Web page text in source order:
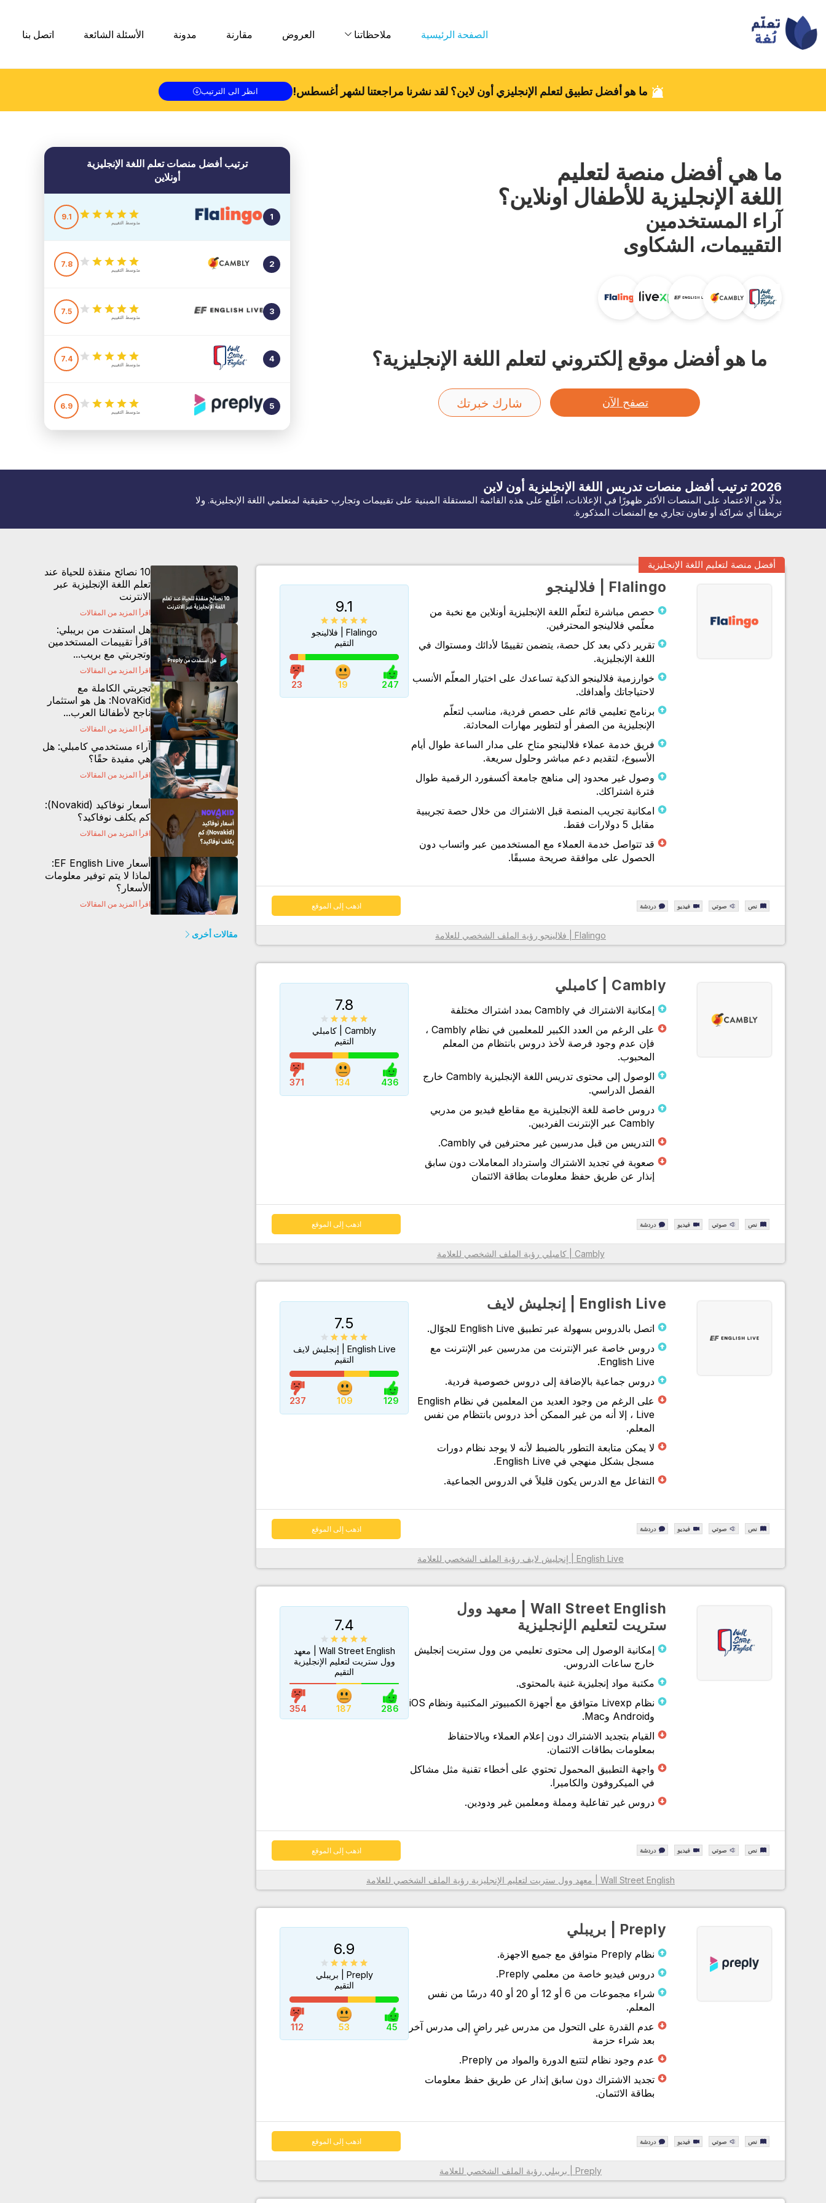
الصفحة الرئيسية ملاحظاتنا العروض مقارنة مدونة الأسئلة الشائعة اتصل بنا
ما هو أفضل تطبيق لتعلم الإنجليزي أون لاين؟ لقد نشرنا مراجعتنا لشهر أغسطس! انظر الى الترتيب
ما هي أفضل منصة لتعليم
اللغة الإنجليزية للأطفال اونلاين؟
آراء المستخدمين
التقييمات، الشكاوى
ما هو أفضل موقع إلكتروني لتعلم اللغة الإنجليزية؟
تصفح الآن شارك خبرتك
ترتيب أفضل منصات تعلم اللغة الإنجليزية
أونلاين
1
متوسط التقييم
9.1
2
متوسط التقييم
7.8
3
متوسط التقييم
7.5
4
متوسط التقييم
7.4
5
متوسط التقييم
6.9
2026 ترتيب أفضل منصات تدريس اللغة الإنجليزية أون لاين
بدلًا من الاعتماد على المنصات الأكثر ظهورًا في الإعلانات، اطّلع على هذه القائمة المستقلة المبنية على تقييمات وتجارب حقيقية لمتعلمي اللغة الإنجليزية. ولا
تربطنا أي شراكة أو تعاون تجاري مع المنصات المذكورة.
أفضل منصة لتعليم اللغة الإنجليزية
Flalingo | فلالينجو
حصص مباشرة لتعلّم اللغة الإنجليزية أونلاين مع نخبة من
معلّمي فلالينجو المحترفين.
تقرير ذكي بعد كل حصة، يتضمن تقييمًا لأدائك ومستواك في
اللغة الإنجليزية.
خوارزمية فلالينجو الذكية تساعدك على اختيار المعلّم الأنسب
لاحتياجاتك وأهدافك.
برنامج تعليمي قائم على حصص فردية، مناسب لتعلّم
الإنجليزية من الصفر أو لتطوير مهارات المحادثة.
فريق خدمة عملاء فلالينجو متاح على مدار الساعة طوال أيام
الأسبوع، لتقديم دعم مباشر وحلول سريعة.
وصول غير محدود إلى مناهج جامعة أكسفورد الرقمية طوال
فترة اشتراكك.
امكانية تجريب المنصة قبل الاشتراك من خلال حصة تجريبية
مقابل 5 دولارات فقط.
قد تتواصل خدمة العملاء مع المستخدمين عبر واتساب دون
الحصول على موافقة صريحة مسبقًا.
9.1
Flalingo | فلالينجو
التقيم
247
19
23
نص صوتي فيديو دردشة اذهب إلى الموقع
بفضل خوارزمية Flalingo | فلالينجو الذكية لاختيار المعلم، والتي تحدد
الأنسب لك من بين أكثر من 1600 مدرس لغة إنجليزية محترف، فقد
مع نظام الدورة المصمم لك لممارسة التحدث أو تعلم اللغة الإنجليزية
بشكل منهجي، فقد زادوا من كفاءة التعلم من خلال تسهيل متابعة الدرس
من خلال توفير وصول غير محدود إلى محتوى مطبعة جامعة أكسفورد،
فقد دعموا نظامهم الأساسي بمواد احترافية مكتوبة ومسموعة ومرئية
بفضل خدمة العملاء الخاصة بهم، والتي توفر دعمًا على مدار الساعة
طوال أيام الأسبوع عبر الهاتف وWhatsApp ونظام الدردشة الحية،
Flalingo | فلالينجو رؤية الملف الشخصي للعلامة
Cambly | كامبلي
إمكانية الاشتراك في Cambly بمدد اشتراك مختلفة
على الرغم من العدد الكبير للمعلمين في نظام Cambly ،
فإن عدم وجود فرصة لأخذ دروس بانتظام من المعلم
المحبوب.
الوصول إلى محتوى تدريس اللغة الإنجليزية Cambly خارج
الفصل الدراسي.
دروس خاصة للغة الإنجليزية مع مقاطع فيديو من مدربي
Cambly عبر الإنترنت الفرديين.
التدريس من قبل مدرسين غير محترفين في Cambly.
صعوبة في تجديد الاشتراك واسترداد المعاملات دون سابق
إنذار عن طريق حفظ معلومات بطاقة الائتمان
7.8
Cambly | كامبلي
التقيم
436
134
371
نص صوتي فيديو دردشة اذهب إلى الموقع
اذهب إلى الموقع
Cambly | كامبلي رؤية الملف الشخصي للعلامة
English Live | إنجليش لايف
اتصل بالدروس بسهولة عبر تطبيق English Live للجوّال.
دروس خاصة عبر الإنترنت من مدرسين عبر الإنترنت مع
English Live.
دروس جماعية بالإضافة إلى دروس خصوصية فردية.
على الرغم من وجود العديد من المعلمين في نظام English
Live ، إلا أنه من غير الممكن أخذ دروس بانتظام من نفس
المعلم.
لا يمكن متابعة التطور بالضبط لأنه لا يوجد نظام دورات
مسجل بشكل منهجي في English Live.
التفاعل مع الدرس يكون قليلاً في الدروس الجماعية.
7.5
English Live | إنجليش لايف
التقيم
129
109
237
نص صوتي فيديو دردشة اذهب إلى الموقع
اذهب إلى الموقع
English Live | إنجليش لايف رؤية الملف الشخصي للعلامة
Wall Street English | معهد وول
ستريت لتعليم الإنجليزية
إمكانية الوصول إلى محتوى تعليمي من وول ستريت إنجليش
خارج ساعات الدروس.
مكتبة مواد إنجليزية غنية بالمحتوى.
نظام Livexp متوافق مع أجهزة الكمبيوتر المكتبية ونظام iOS
وAndroid وMac.
القيام بتجديد الاشتراك دون إعلام العملاء وبالاحتفاظ
بمعلومات بطاقات الائتمان.
واجهة التطبيق المحمول تحتوي على أخطاء تقنية مثل مشاكل
في الميكروفون والكاميرا.
دروس غير تفاعلية ومملة ومعلمين غير ودودين.
7.4
Wall Street English | معهد
وول ستريت لتعليم الإنجليزية
التقيم
286
187
354
نص صوتي فيديو دردشة اذهب إلى الموقع
اذهب إلى الموقع
Wall Street English | معهد وول ستريت لتعليم الإنجليزية رؤية الملف الشخصي للعلامة
Preply | بريبلي
نظام Preply متوافق مع جميع الاجهزة.
دروس فيديو خاصة من معلمي Preply.
شراء مجموعات من 6 أو 12 أو 20 أو 40 درسًا من نفس
المعلم.
عدم القدرة على التحول من مدرس غير راضٍ إلى مدرس آخر
بعد شراء حزمة
عدم وجود نظام لتتبع الدورة والمواد من Preply.
تجديد الاشتراك دون سابق إنذار عن طريق حفظ معلومات
بطاقة الائتمان.
6.9
Preply | بريبلي
التقيم
45
53
112
نص صوتي فيديو دردشة اذهب إلى الموقع
Preply | بريبلي رؤية الملف الشخصي للعلامة
10 نصائح منقذة للحياة عند
تعلم اللغة الإنجليزية عبر
الانترنت
اقرأ المزيد من المقالات
هل استفدت من بريبلي:
اقرأ تقييمات المستخدمين
وتجربتي مع بريب...
اقرأ المزيد من المقالات
تجربتي الكاملة مع
NovaKid: هل هو استثمار
ناجح لأطفالنا العرب...
اقرأ المزيد من المقالات
آراء مستخدمي كامبلي: هل
هي مفيدة حقًا؟
اقرأ المزيد من المقالات
أسعار نوفاكيد (Novakid):
كم يكلف نوفاكيد؟
اقرأ المزيد من المقالات
أسعار EF English Live:
لماذا لا يتم توفير معلومات
الأسعار؟
اقرأ المزيد من المقالات
مقالات أخرى